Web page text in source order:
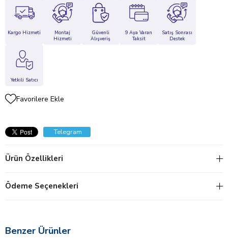
Kargo Hizmeti
Montaj
Hizmeti
Güvenli
Alışveriş
9 Aya Varan
Taksit
Satış Sonrası
Destek
Yetkili Satıcı
Favorilere Ekle
Telegram
Ürün Özellikleri
Ödeme Seçenekleri
Benzer Ürünler